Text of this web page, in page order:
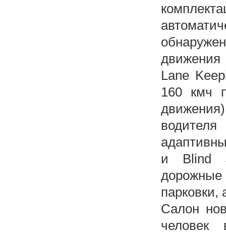
движения
Lane
160 кмч
и Blind
парковки,
Салон